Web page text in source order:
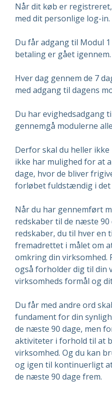
Når dit køb er
med dit personlige log-in.
Du får adgang til Modul
betaling er gået igennem.
Hver dag gennem de 7
med adgang til dagens
Du har evighedsadgang
gennemgå modulerne
Derfor skal du heller ikke
ikke har mulighed for at
dage, hvor de bliver
forløbet fuldstændig i det
Når du har gennemført
redskaber til de næste 90
redskaber, du til hver en
fremadrettet i målet om
omkring din virksomhed.
også forholder dig til din
virksomheds formål og
Du får med andre ord
fundament for din
de næste 90 dage, men
aktiviteter i forhold til at
virksomhed. Og du kan
og igen til kontinuerligt
de næste 90 dage frem.